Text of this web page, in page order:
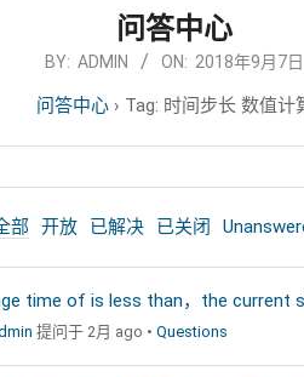
问答中心
BY: ADMIN ON: 2018年9月7日
问答中心› Tag: 时间步长 数值计
部 开放 已解决 已关闭
time of is less than，the current
提问于 2月 ago • Questions